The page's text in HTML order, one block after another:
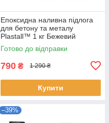
Епоксидна наливна підлога
для бетону та металу
Plastall™ 1 кг Бежевий
hotdeal
Готово до відправки
790 ₴ 1 290 ₴
Купити
–39%